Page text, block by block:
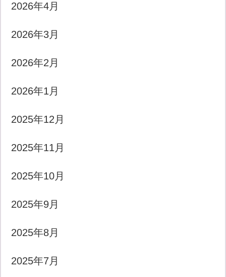
2026年4月
2026年3月
2026年2月
2026年1月
2025年12月
2025年11月
2025年10月
2025年9月
2025年8月
2025年7月